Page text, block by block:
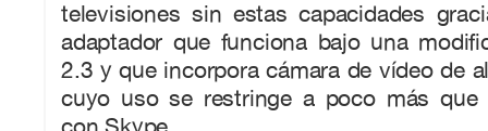
televisiones sin estas capacidades
adaptador que funciona bajo una
2.3 y que incorpora cámara de vídeo de
cuyo uso se restringe a poco más que